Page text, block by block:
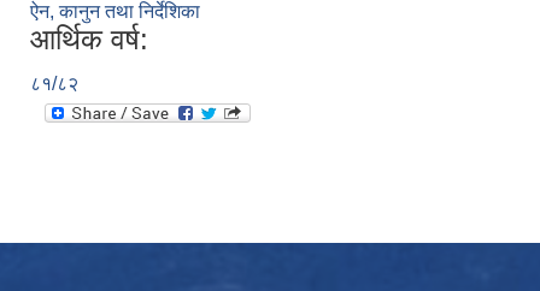
ऐन, कानुन तथा निर्देशिका
आर्थिक वर्ष:
८१/८२